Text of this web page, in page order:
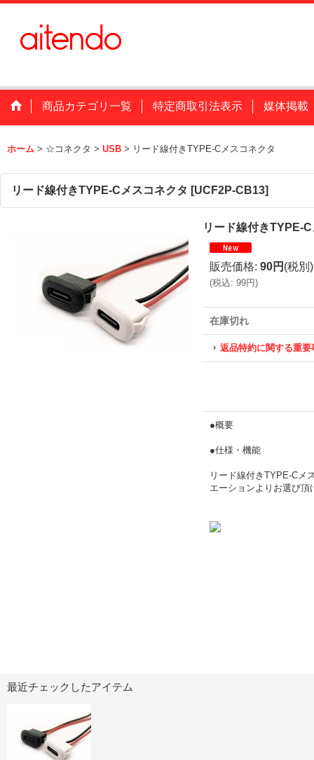
商品カテゴリ一覧 特定商取引法表示 媒体掲載
ホーム > ☆コネクタ > USB > リード線付きTYPE-Cメスコネクタ
リード線付きTYPE-Cメスコネクタ [UCF2P-CB13]
リード線付きTYPE-
販売価格: 90円 (税別)
(税込: 99円)
在庫切れ
返品特約に関する重要
●概要
●仕様・機能
リード線付きTYPE-Cメ
エーションよりお選び頂
最近チェックしたアイテム